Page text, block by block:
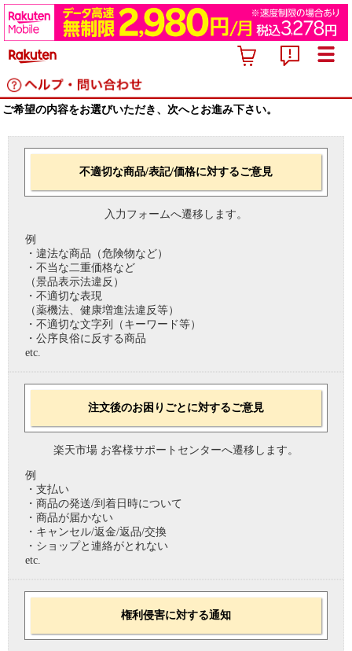
ご希望の内容をお選びいただき、次へとお進み下さい。
不適切な商品/表記/価格に対するご意見
入力フォームへ遷移します。
例
・違法な商品（危険物など）
・不当な二重価格など
（景品表示法違反）
・不適切な表現
（薬機法、健康増進法違反等）
・不適切な文字列（キーワード等）
・公序良俗に反する商品
etc.
注文後のお困りごとに対するご意見
楽天市場 お客様サポートセンターへ遷移します。
例
・支払い
・商品の発送/到着日時について
・商品が届かない
・キャンセル/返金/返品/交換
・ショップと連絡がとれない
etc.
権利侵害に対する通知